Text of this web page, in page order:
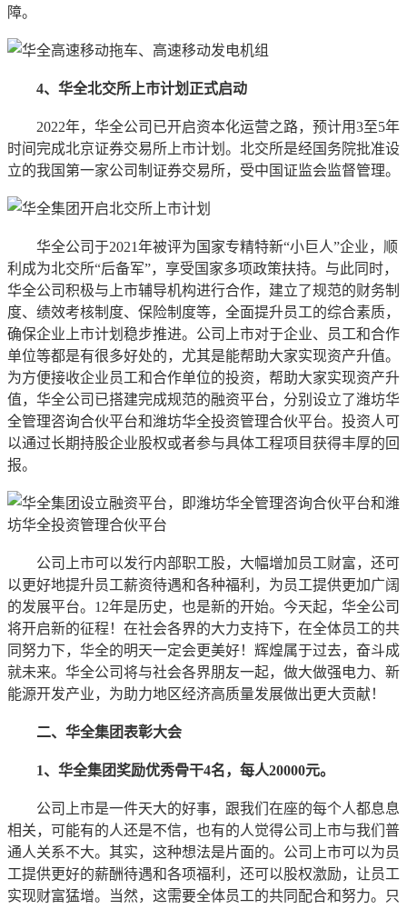
障。
4、华全北交所上市计划正式启动
2022年，华全公司已开启资本化运营之路，预计用3至5年
时间完成北京证券交易所上市计划。北交所是经国务院批准设
立的我国第一家公司制证券交易所，受中国证监会监督管理。
华全公司于2021年被评为国家专精特新“小巨人”企业，顺
利成为北交所“后备军”，享受国家多项政策扶持。与此同时，
华全公司积极与上市辅导机构进行合作，建立了规范的财务制
度、绩效考核制度、保险制度等，全面提升员工的综合素质，
确保企业上市计划稳步推进。公司上市对于企业、员工和合作
单位等都是有很多好处的，尤其是能帮助大家实现资产升值。
为方便接收企业员工和合作单位的投资，帮助大家实现资产升
值，华全公司已搭建完成规范的融资平台，分别设立了潍坊华
全管理咨询合伙平台和潍坊华全投资管理合伙平台。投资人可
以通过长期持股企业股权或者参与具体工程项目获得丰厚的回
报。
公司上市可以发行内部职工股，大幅增加员工财富，还可
以更好地提升员工薪资待遇和各种福利，为员工提供更加广阔
的发展平台。12年是历史，也是新的开始。今天起，华全公司
将开启新的征程！在社会各界的大力支持下，在全体员工的共
同努力下，华全的明天一定会更美好！辉煌属于过去，奋斗成
就未来。华全公司将与社会各界朋友一起，做大做强电力、新
能源开发产业，为助力地区经济高质量发展做出更大贡献！
二、华全集团表彰大会
1、华全集团奖励优秀骨干4名，每人20000元。
公司上市是一件天大的好事，跟我们在座的每个人都息息
相关，可能有的人还是不信，也有的人觉得公司上市与我们普
通人关系不大。其实，这种想法是片面的。公司上市可以为员
工提供更好的薪酬待遇和各项福利，还可以股权激励，让员工
实现财富猛增。当然，这需要全体员工的共同配合和努力。只